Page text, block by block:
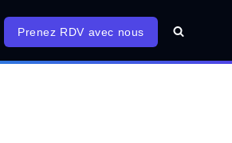
Prenez RDV avec nous